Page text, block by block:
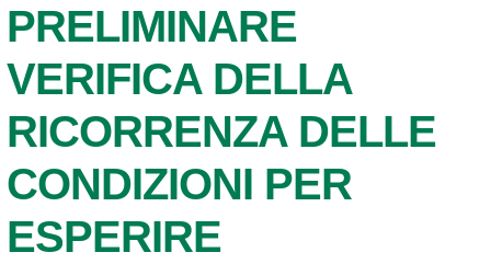
PRELIMINARE
VERIFICA DELLA
RICORRENZA DELLE
CONDIZIONI PER
ESPERIRE